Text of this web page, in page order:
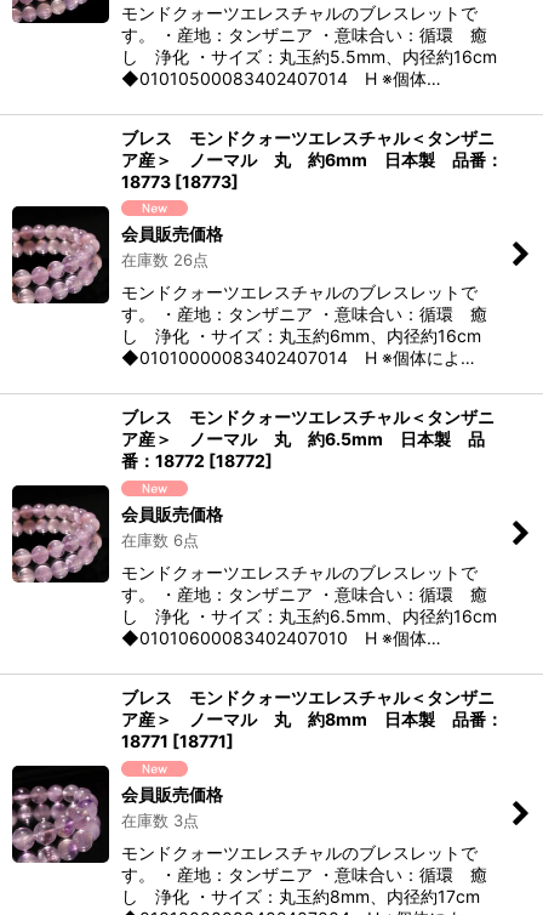
モンドクォーツエレスチャルのブレスレットで
す。 ・産地：タンザニア ・意味合い：循環 癒
し 浄化 ・サイズ：丸玉約5.5mm、内径約16cm
◆01010500083402407014 H ※個体…
ブレス モンドクォーツエレスチャル＜タンザニ
ア産＞ ノーマル 丸 約6mm 日本製 品番：
18773 [18773]
会員販売価格
在庫数 26点
モンドクォーツエレスチャルのブレスレットで
す。 ・産地：タンザニア ・意味合い：循環 癒
し 浄化 ・サイズ：丸玉約6mm、内径約16cm
◆01010000083402407014 H ※個体によ…
ブレス モンドクォーツエレスチャル＜タンザニ
ア産＞ ノーマル 丸 約6.5mm 日本製 品
番：18772 [18772]
会員販売価格
在庫数 6点
モンドクォーツエレスチャルのブレスレットで
す。 ・産地：タンザニア ・意味合い：循環 癒
し 浄化 ・サイズ：丸玉約6.5mm、内径約16cm
◆01010600083402407010 H ※個体…
ブレス モンドクォーツエレスチャル＜タンザニ
ア産＞ ノーマル 丸 約8mm 日本製 品番：
18771 [18771]
会員販売価格
在庫数 3点
モンドクォーツエレスチャルのブレスレットで
す。 ・産地：タンザニア ・意味合い：循環 癒
し 浄化 ・サイズ：丸玉約8mm、内径約17cm